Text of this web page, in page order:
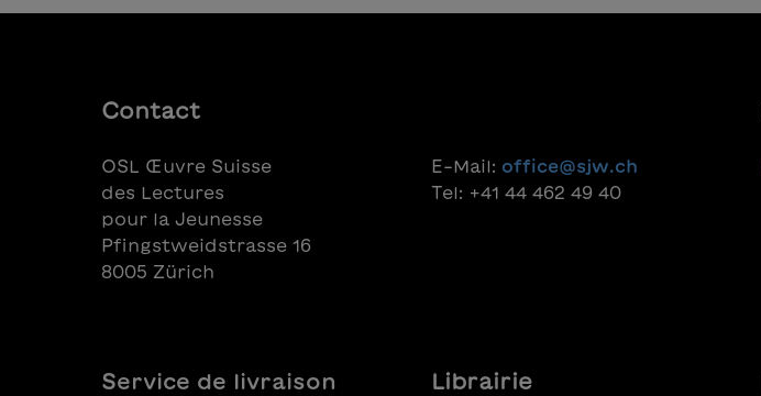
Contact
OSL Œuvre Suisse
des Lectures
pour la Jeunesse
Pfingstweidstrasse 16
8005 Zürich
E-Mail: office@sjw.ch
Tel: +41 44 462 49 40
Service de livraison Librairie